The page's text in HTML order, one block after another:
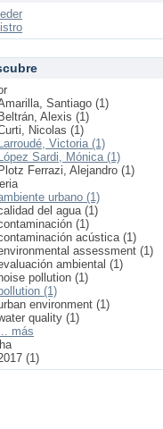
Santiago (1)
Beltrán, Alexis (1)
Nicolas (1)
Larroudé, Victoria (1)
López Sardi, Mónica (1)
Plotz Ferrazi, Alejandro (1)
urbano (1)
del agua (1)
(1)
acústica (1)
assessment (1)
ambiental (1)
pollution (1)
(1)
environment (1)
quality (1)
más
(1)